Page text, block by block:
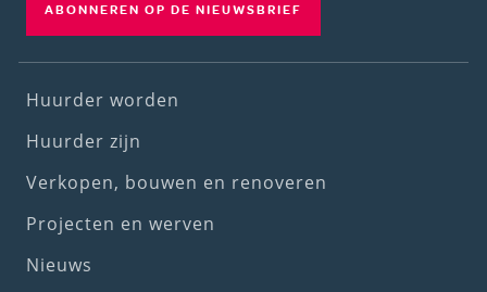
ABONNEREN OP DE NIEUWSBRIEF
Footer
(1st
menu)
Huurder worden
Huurder zijn
Verkopen, bouwen en renoveren
Projecten en werven
Nieuws